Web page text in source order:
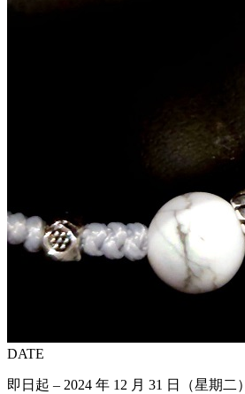
DATE
即日起 – 2024 年 12 月 31 日（星期二）